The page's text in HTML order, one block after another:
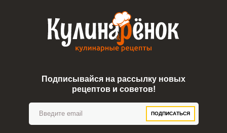
Подписывайся на рассылку новых
рецептов и советов!
ПОДПИСАТЬСЯ